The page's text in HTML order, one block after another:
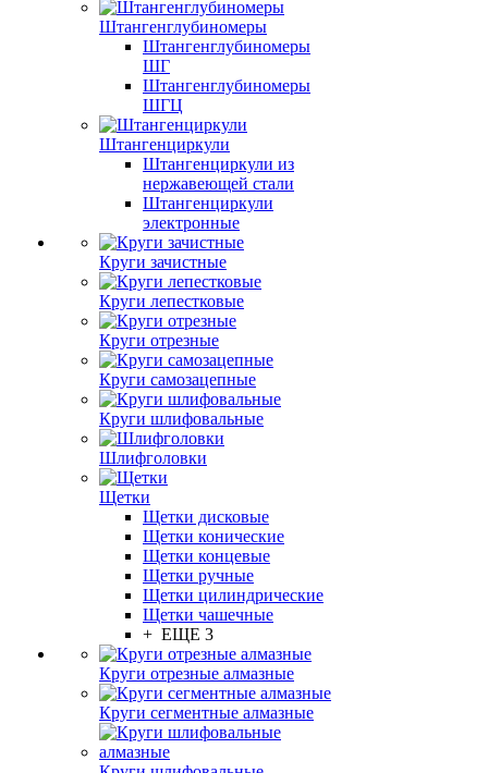
Штангенглубиномеры
Штангенглубиномеры
ШГ
Штангенглубиномеры
ШГЦ
Штангенциркули
Штангенциркули из
нержавеющей стали
Штангенциркули
электронные
Круги зачистные
Круги лепестковые
Круги отрезные
Круги самозацепные
Круги шлифовальные
Шлифголовки
Щетки
Щетки дисковые
Щетки конические
Щетки концевые
Щетки ручные
Щетки цилиндрические
Щетки чашечные
+ ЕЩЕ 3
Круги отрезные алмазные
Круги сегментные алмазные